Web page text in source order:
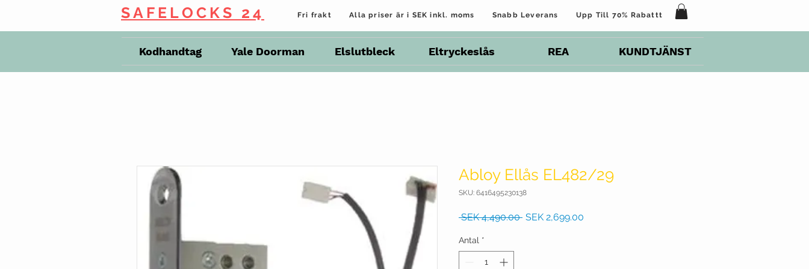
Fri frakt Alla priser är i SEK inkl. moms Snabb Leverans Upp Till 70% Rabattt
SAFELOCKS 24
Kodhandtag Yale Doorman Elslutbleck Eltryckeslås REA KUNDTJÄNST
Abloy Ellås EL482/29
SKU: 6416495230138
SEK 4,490.00 Ordinarie
SEK 2,699.00
Antal *